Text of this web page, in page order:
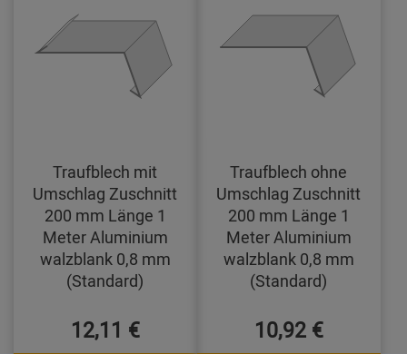
Traufblech mit
Umschlag Zuschnitt
200 mm Länge 1
Meter Aluminium
walzblank 0,8 mm
(Standard)
12,11 €
Traufblech ohne
Umschlag Zuschnitt
200 mm Länge 1
Meter Aluminium
walzblank 0,8 mm
(Standard)
10,92 €